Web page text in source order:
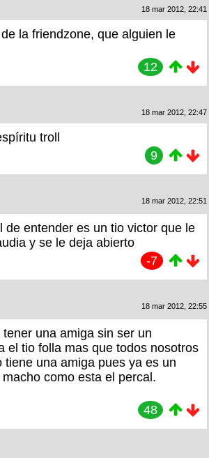
18 mar 2012, 22:41
la friendzone, que alguien le
12
18 mar 2012, 22:47
troll
9
18 mar 2012, 22:51
de entender es un tio victor que le
y se le deja abierto
-7
18 mar 2012, 22:55
una amiga sin ser un
el tio folla mas que todos nosotros
tiene una amiga pues ya es un
como esta el percal.
48